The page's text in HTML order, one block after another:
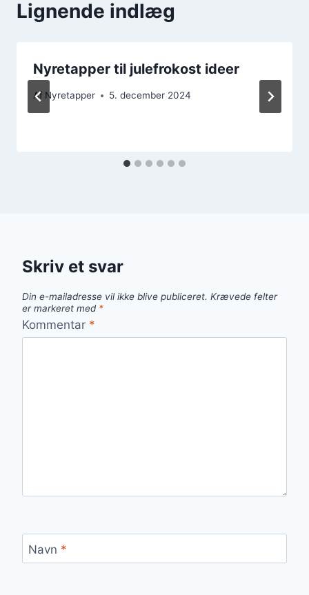
Lignende indlæg
Nyretapper til julefrokost ideer
Af Nyretapper 5. december 2024
Skriv et svar
Din e-mailadresse vil ikke blive publiceret. Krævede felter
er markeret med *
Kommentar *
Navn *